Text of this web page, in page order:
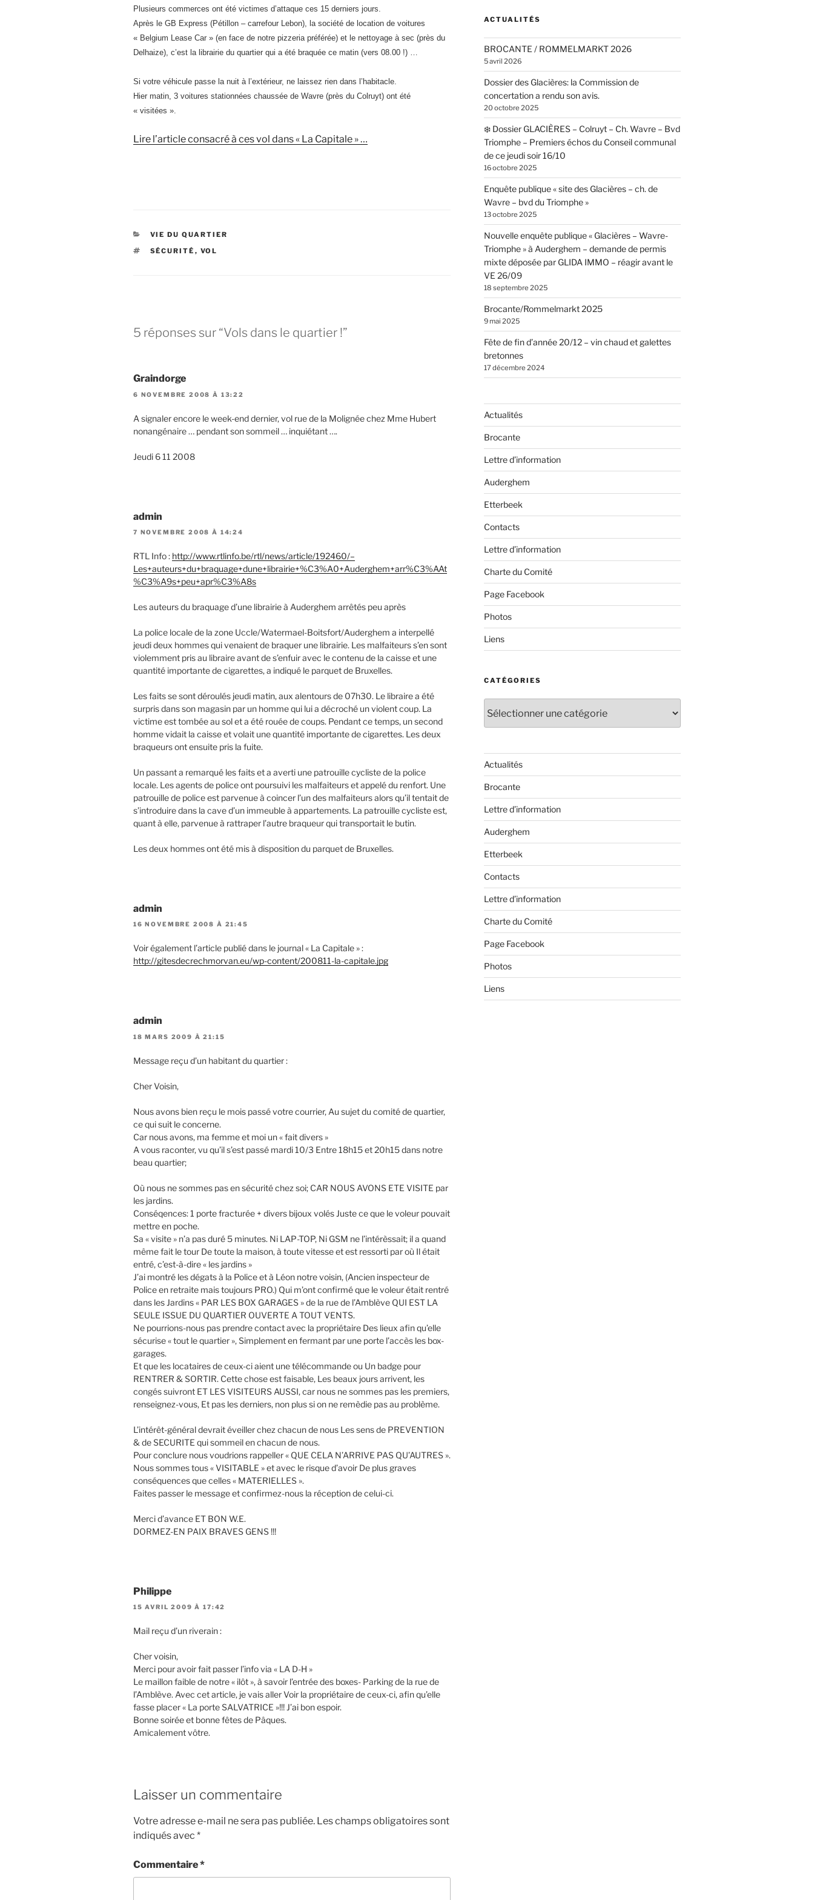
Plusieurs commerces ont été victimes d’attaque ces 15 derniers jours.
Après le GB Express (Pétillon – carrefour Lebon), la société de location de voitures
« Belgium Lease Car » (en face de notre pizzeria préférée) et le nettoyage à sec (près du
Delhaize), c’est la librairie du quartier qui a été braquée ce matin (vers 08.00 !) …
Si votre véhicule passe la nuit à l’extérieur, ne laissez rien dans l’habitacle.
Hier matin, 3 voitures stationnées chaussée de Wavre (près du Colruyt) ont été
« visitées ».
Lire l’article consacré à ces vol dans « La Capitale » …
CATÉGORIES
VIE DU QUARTIER
ÉTIQUETTES
SÉCURITÉ , VOL
5 réponses sur “Vols dans le quartier !”
Graindorge
6 NOVEMBRE 2008 À 13:22
A signaler encore le week-end dernier, vol rue de la Molignée chez Mme Hubert
nonangénaire … pendant son sommeil … inquiétant ….
Jeudi 6 11 2008
admin
7 NOVEMBRE 2008 À 14:24
RTL Info : http://www.rtlinfo.be/rtl/news/article/192460/–
Les+auteurs+du+braquage+dune+librairie+%C3%A0+Auderghem+arr%C3%AAt
%C3%A9s+peu+apr%C3%A8s
Les auteurs du braquage d’une librairie à Auderghem arrêtés peu après
La police locale de la zone Uccle/Watermael-Boitsfort/Auderghem a interpellé
jeudi deux hommes qui venaient de braquer une librairie. Les malfaiteurs s’en sont
violemment pris au libraire avant de s’enfuir avec le contenu de la caisse et une
quantité importante de cigarettes, a indiqué le parquet de Bruxelles.
Les faits se sont déroulés jeudi matin, aux alentours de 07h30. Le libraire a été
surpris dans son magasin par un homme qui lui a décroché un violent coup. La
victime est tombée au sol et a été rouée de coups. Pendant ce temps, un second
homme vidait la caisse et volait une quantité importante de cigarettes. Les deux
braqueurs ont ensuite pris la fuite.
Un passant a remarqué les faits et a averti une patrouille cycliste de la police
locale. Les agents de police ont poursuivi les malfaiteurs et appelé du renfort. Une
patrouille de police est parvenue à coincer l’un des malfaiteurs alors qu’il tentait de
s’introduire dans la cave d’un immeuble à appartements. La patrouille cycliste est,
quant à elle, parvenue à rattraper l’autre braqueur qui transportait le butin.
Les deux hommes ont été mis à disposition du parquet de Bruxelles.
admin
16 NOVEMBRE 2008 À 21:45
Voir également l’article publié dans le journal « La Capitale » :
http://gitesdecrechmorvan.eu/wp-content/200811-la-capitale.jpg
admin
18 MARS 2009 À 21:15
Message reçu d’un habitant du quartier :
Cher Voisin,
Nous avons bien reçu le mois passé votre courrier, Au sujet du comité de quartier,
ce qui suit le concerne.
Car nous avons, ma femme et moi un « fait divers »
A vous raconter, vu qu’il s’est passé mardi 10/3 Entre 18h15 et 20h15 dans notre
beau quartier;
Où nous ne sommes pas en sécurité chez soi; CAR NOUS AVONS ETE VISITE par
les jardins.
Conséqences: 1 porte fracturée + divers bijoux volés Juste ce que le voleur pouvait
mettre en poche.
Sa « visite » n’a pas duré 5 minutes. Ni LAP-TOP, Ni GSM ne l’intérèssait; il a quand
même fait le tour De toute la maison, à toute vitesse et est ressorti par où Il était
entré, c’est-à-dire « les jardins »
J’ai montré les dégats à la Police et à Léon notre voisin, (Ancien inspecteur de
Police en retraite mais toujours PRO.) Qui m’ont confirmé que le voleur était rentré
dans les Jardins « PAR LES BOX GARAGES » de la rue de l’Amblève QUI EST LA
SEULE ISSUE DU QUARTIER OUVERTE A TOUT VENTS.
Ne pourrions-nous pas prendre contact avec la propriétaire Des lieux afin qu’elle
sécurise « tout le quartier », Simplement en fermant par une porte l’accès les box-
garages.
Et que les locataires de ceux-ci aient une télécommande ou Un badge pour
RENTRER & SORTIR. Cette chose est faisable, Les beaux jours arrivent, les
congés suivront ET LES VISITEURS AUSSI, car nous ne sommes pas les premiers,
renseignez-vous, Et pas les derniers, non plus si on ne remèdie pas au problème.
L’intérêt-général devrait éveiller chez chacun de nous Les sens de PREVENTION
& de SECURITE qui sommeil en chacun de nous.
Pour conclure nous voudrions rappeller « QUE CELA N’ARRIVE PAS QU’AUTRES ».
Nous sommes tous « VISITABLE » et avec le risque d’avoir De plus graves
conséquences que celles « MATERIELLES ».
Faites passer le message et confirmez-nous la réception de celui-ci.
Merci d’avance ET BON W.E.
DORMEZ-EN PAIX BRAVES GENS !!!
Philippe
15 AVRIL 2009 À 17:42
Mail reçu d’un riverain :
Cher voisin,
Merci pour avoir fait passer l’info via « LA D-H »
Le maillon faible de notre « ilôt », à savoir l’entrée des boxes- Parking de la rue de
l’Amblève. Avec cet article, je vais aller Voir la propriétaire de ceux-ci, afin qu’elle
fasse placer « La porte SALVATRICE »!!! J’ai bon espoir.
Bonne soirée et bonne fêtes de Pâques.
Amicalement vôtre.
Laisser un commentaire
Votre adresse e-mail ne sera pas publiée. Les champs obligatoires sont
indiqués avec *
Commentaire*
ACTUALITÉS
BROCANTE / ROMMELMARKT 2026
5 avril 2026
Dossier des Glacières: la Commission de
concertation a rendu son avis.
20 octobre 2025
❄️ Dossier GLACIÈRES – Colruyt – Ch. Wavre – Bvd
Triomphe – Premiers échos du Conseil communal
de ce jeudi soir 16/10
16 octobre 2025
Enquête publique « site des Glacières – ch. de
Wavre – bvd du Triomphe »
13 octobre 2025
Nouvelle enquête publique « Glacières – Wavre-
Triomphe » à Auderghem – demande de permis
mixte déposée par GLIDA IMMO – réagir avant le
VE 26/09
18 septembre 2025
Brocante/Rommelmarkt 2025
9 mai 2025
Fête de fin d’année 20/12 – vin chaud et galettes
bretonnes
17 décembre 2024
Actualités
Brocante
Lettre d’information
Auderghem
Etterbeek
Contacts
Lettre d’information
Charte du Comité
Page Facebook
Photos
Liens
CATÉGORIES
Actualités
Brocante
Lettre d’information
Auderghem
Etterbeek
Contacts
Lettre d’information
Charte du Comité
Page Facebook
Photos
Liens